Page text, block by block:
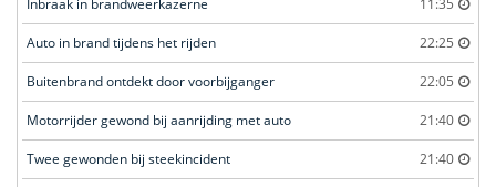
Inbraak in brandweerkazerne 11:35
Auto in brand tijdens het rijden 22:25
Buitenbrand ontdekt door voorbijganger 22:05
Motorrijder gewond bij aanrijding met auto 21:40
Twee gewonden bij steekincident 21:40